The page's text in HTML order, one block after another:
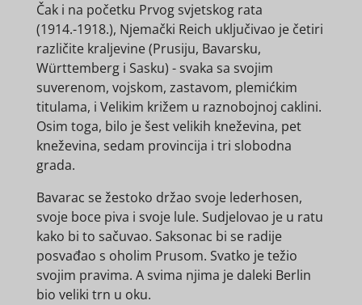
Čak i na početku Prvog svjetskog rata
(1914.-1918.), Njemački Reich uključivao je četiri
različite kraljevine (Prusiju, Bavarsku,
Württemberg i Sasku) - svaka sa svojim
suverenom, vojskom, zastavom, plemićkim
titulama, i Velikim križem u raznobojnoj caklini.
Osim toga, bilo je šest velikih kneževina, pet
kneževina, sedam provincija i tri slobodna
grada.
Bavarac se žestoko držao svoje lederhosen,
svoje boce piva i svoje lule. Sudjelovao je u ratu
kako bi to sačuvao. Saksonac bi se radije
posvađao s oholim Prusom. Svatko je težio
svojim pravima. A svima njima je daleki Berlin
bio veliki trn u oku.